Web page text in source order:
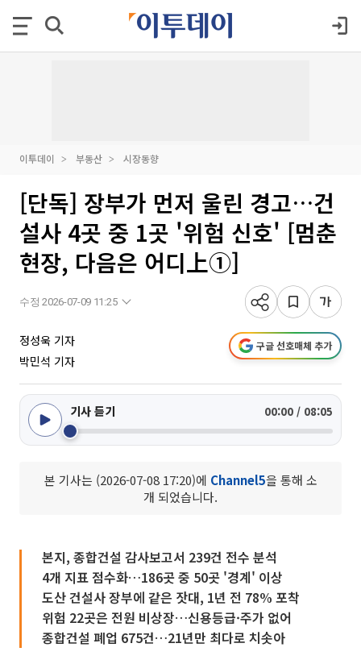
이투데이 부동산 시장동향
[단독] 장부가 먼저 울린 경고…건
설사 4곳 중 1곳 '위험 신호' [멈춘
현장, 다음은 어디上①]
수정 2026-07-09 11:25
정성욱 기자
박민석 기자
구글 선호매체 추가
기사 듣기 00:00 / 08:05
본 기사는 (2026-07-08 17:20)에 Channel5을 통해 소
개 되었습니다.
본지, 종합건설 감사보고서 239건 전수 분석
4개 지표 점수화…186곳 중 50곳 '경계' 이상
도산 건설사 장부에 같은 잣대, 1년 전 78% 포착
위험 22곳은 전원 비상장…신용등급·주가 없어
종합건설 폐업 675건…21년만 최다로 치솟아